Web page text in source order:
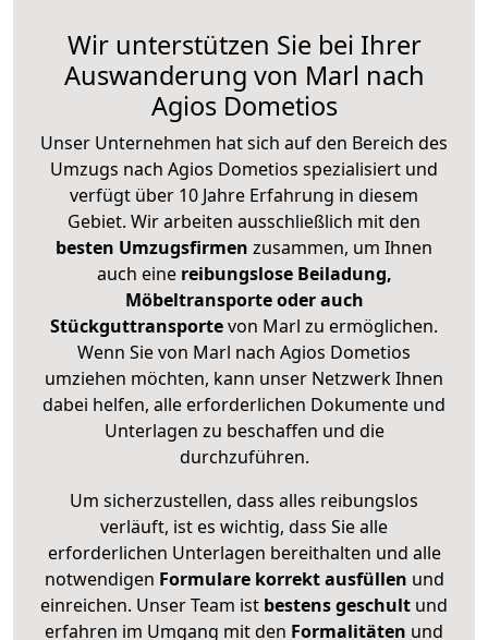
Wir unterstützen Sie bei Ihrer
Auswanderung von Marl nach
Agios Dometios
Unser Unternehmen hat sich auf den Bereich des
Umzugs nach Agios Dometios spezialisiert und
verfügt über 10 Jahre Erfahrung in diesem
Gebiet. Wir arbeiten ausschließlich mit den
besten Umzugsfirmen zusammen, um Ihnen
auch eine reibungslose Beiladung,
Möbeltransporte oder auch
Stückguttransportevon Marl zu ermöglichen.
Wenn Sie von Marl nach Agios Dometios
umziehen möchten, kann unser Netzwerk Ihnen
dabei helfen, alle erforderlichen Dokumente und
Unterlagen zu beschaffen und die
durchzuführen.
Um sicherzustellen, dass alles reibungslos
verläuft, ist es wichtig, dass Sie alle
erforderlichen Unterlagen bereithalten und alle
notwendigen Formulare korrekt ausfüllen und
einreichen. Unser Team ist bestens geschult und
erfahren im Umgang mit den Formalitäten und